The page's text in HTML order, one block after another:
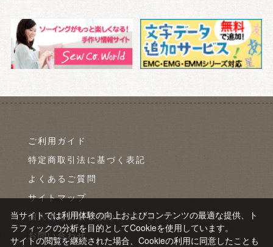
ご利用ガイド
特定商取引法に基づく表記
よくあるご質問
サイトマップ
個人情報の取り扱いについて
お問い合わせ
当サイトでは利用体験の向上およびコンテンツの最適な提供、ト
ラフィックの分析を目的としてCookieを使用しています。
サイトの閲覧を継続された場合、Cookieの利用に同意したことも